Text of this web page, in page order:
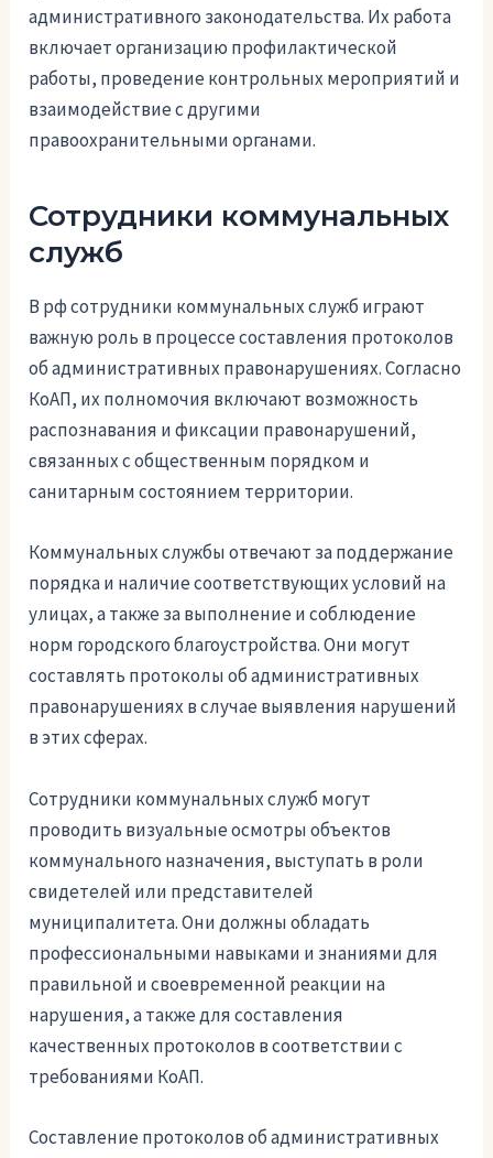
административного законодательства. Их работа
включает организацию профилактической
работы, проведение контрольных мероприятий и
взаимодействие с другими
правоохранительными органами.
Сотрудники коммунальных
служб
В рф сотрудники коммунальных служб играют
важную роль в процессе составления протоколов
об административных правонарушениях. Согласно
КоАП, их полномочия включают возможность
распознавания и фиксации правонарушений,
связанных с общественным порядком и
санитарным состоянием территории.
Коммунальных службы отвечают за поддержание
порядка и наличие соответствующих условий на
улицах, а также за выполнение и соблюдение
норм городского благоустройства. Они могут
составлять протоколы об административных
правонарушениях в случае выявления нарушений
в этих сферах.
Сотрудники коммунальных служб могут
проводить визуальные осмотры объектов
коммунального назначения, выступать в роли
свидетелей или представителей
муниципалитета. Они должны обладать
профессиональными навыками и знаниями для
правильной и своевременной реакции на
нарушения, а также для составления
качественных протоколов в соответствии с
требованиями КоАП.
Составление протоколов об административных